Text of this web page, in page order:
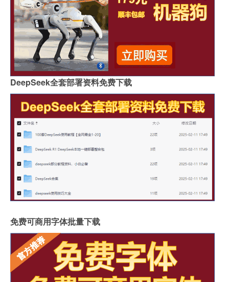
DeepSeek全套部署资料免费下载
免费可商用字体批量下载